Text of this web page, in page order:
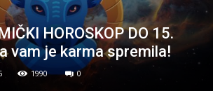
HOROSKOP DO 15.
vam je karma spremila!
1990 0